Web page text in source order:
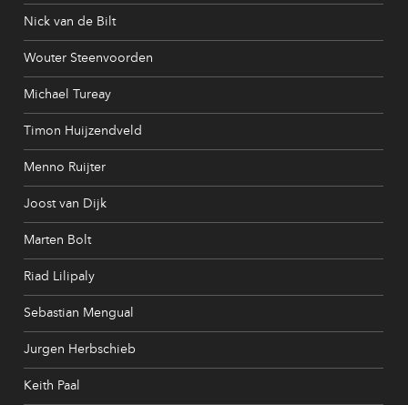
Nick van de Bilt
Wouter Steenvoorden
Michael Tureay
Timon Huijzendveld
Menno Ruijter
Joost van Dijk
Marten Bolt
Riad Lilipaly
Sebastian Mengual
Jurgen Herbschieb
Keith Paal